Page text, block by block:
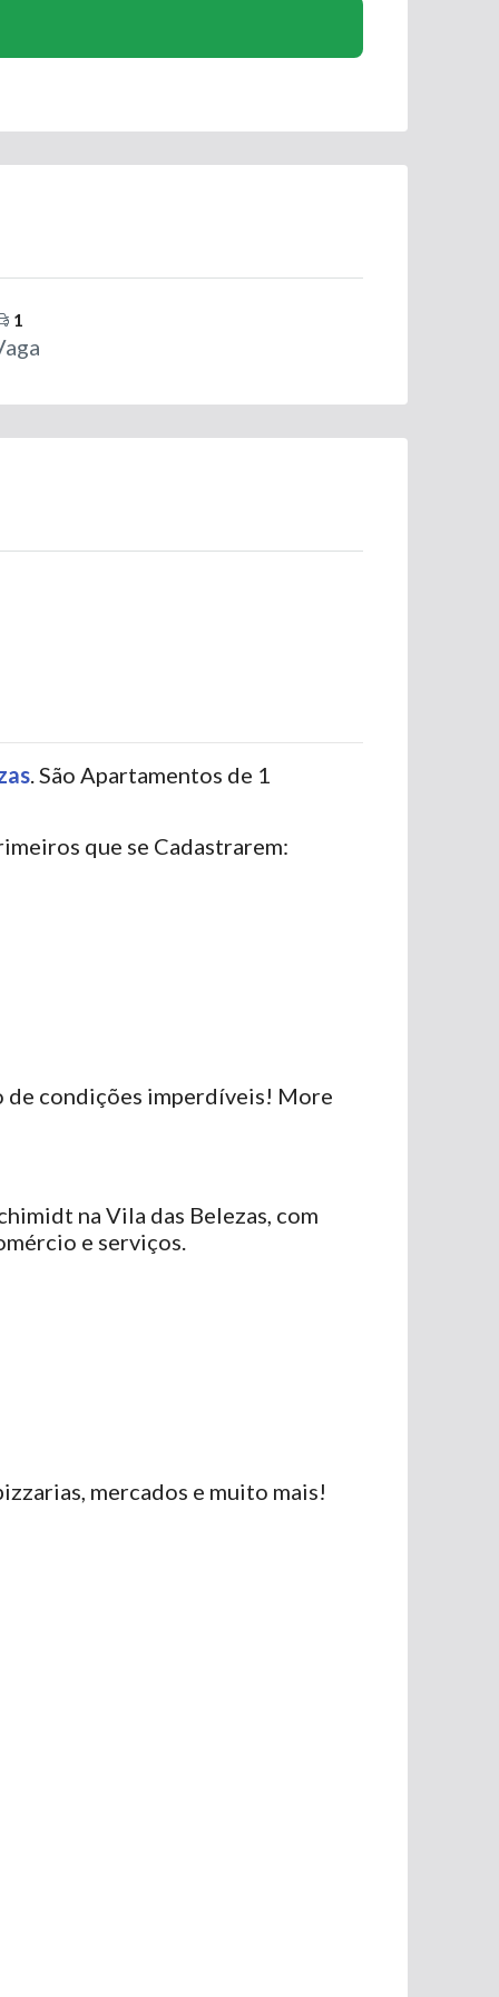
1
. São Apartamentos de 1
que se Cadastrarem:
de condições imperdíveis! More
na Vila das Belezas, com
e serviços.
mercados e muito mais!